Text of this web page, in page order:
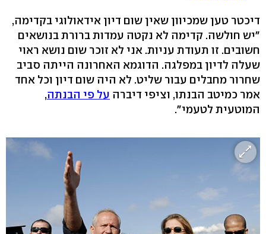
דיכטר טען שמכיוון שאין שום דיון אידאולוגי בקדימה,
"יש חולשה. קדימה לא נקטה עמדות ברורת בנושאים
חשובים. זו תעודת עניות. אני לא זוכר שום נושא ראוי
שעלה לדיון במפלגה. הדוגמא האחרונה הייתה סביב
שחרור מחבלים עבור שליט. לא היה שום דיון וכל אחד
אמר כמיטב הבנתו, וציפי דיברה על פי הבנתה,
המוטעית לטעמי".